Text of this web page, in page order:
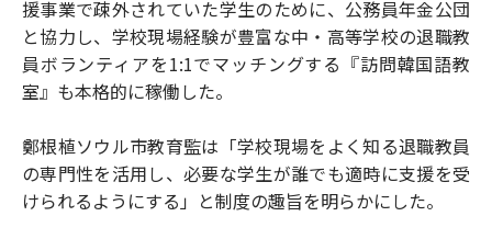
援事業で疎外されていた学生のために、公務員年金公団
と協力し、学校現場経験が豊富な中・高等学校の退職教
員ボランティアを1:1でマッチングする『訪問韓国語教
室』も本格的に稼働した。
鄭根植ソウル市教育監は「学校現場をよく知る退職教員
の専門性を活用し、必要な学生が誰でも適時に支援を受
けられるようにする」と制度の趣旨を明らかにした。